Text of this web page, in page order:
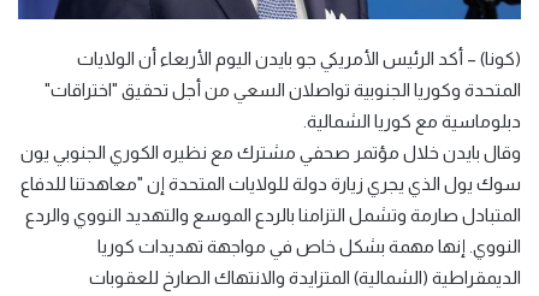
(كونا) – أكد الرئيس الأمريكي جو بايدن اليوم الأربعاء أن الولايات
المتحدة وكوريا الجنوبية تواصلان السعي من أجل تحقيق "اختراقات"
دبلوماسية مع كوريا الشمالية.
وقال بايدن خلال مؤتمر صحفي مشترك مع نظيره الكوري الجنوبي يون
سوك يول الذي يجري زيارة دولة للولايات المتحدة إن "معاهدتنا للدفاع
المتبادل صارمة وتشمل التزامنا بالردع الموسع والتهديد النووي والردع
النووي. إنها مهمة بشكل خاص في مواجهة تهديدات كوريا
الديمقراطية (الشمالية) المتزايدة والانتهاك الصارخ للعقوبات